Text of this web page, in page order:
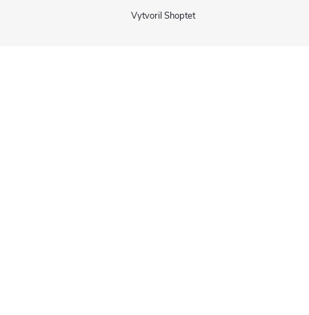
Vytvoril Shoptet